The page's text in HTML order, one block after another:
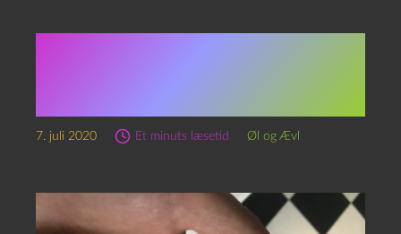
7. juli 2020 Et minuts læsetid Øl og Ævl